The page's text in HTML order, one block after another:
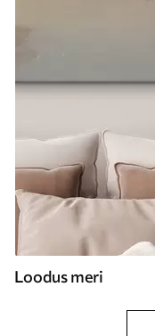
Loodus meri